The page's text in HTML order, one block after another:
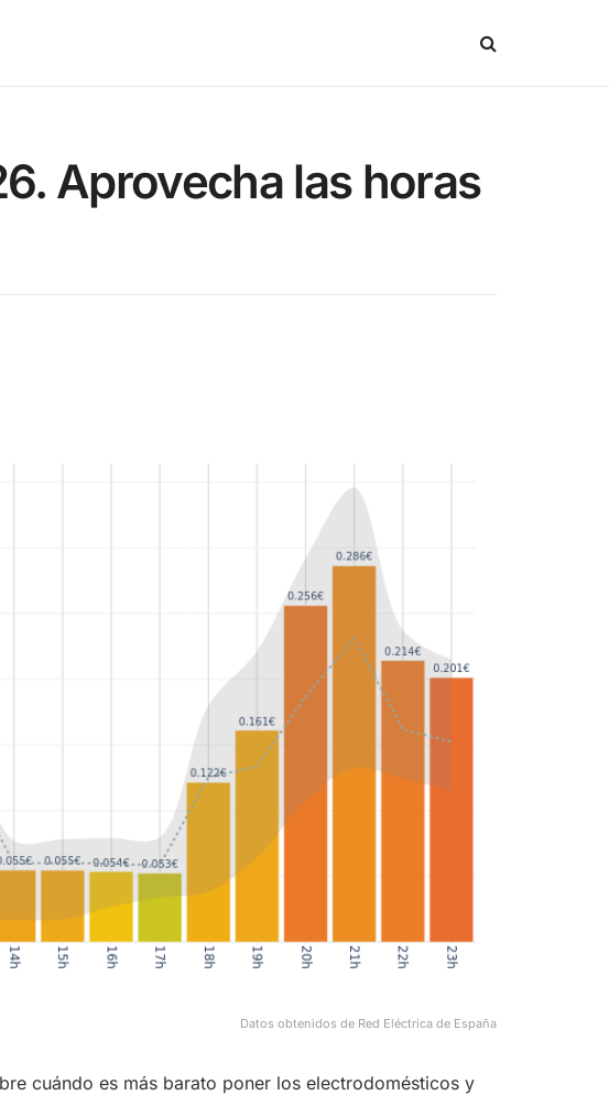
Aprovecha las horas
Datos obtenidos de Red Eléctrica de España
cuándo es más barato poner los electrodomésticos y